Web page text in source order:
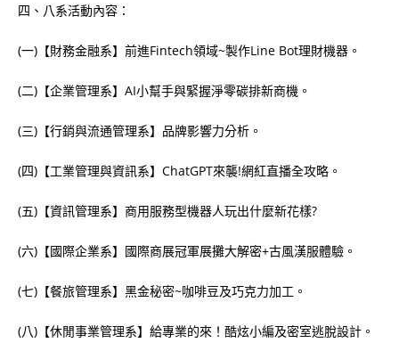
四、八系活動內容：
(一)【財務金融系】前進Fintech領域~製作Line Bot理財機器。
(二)【企業管理系】AI小幫手與緊握淨零碳排新商機。
(三)【行銷與流通管理系】品牌影響力分析。
(四)【工業管理與資訊系】ChatGPT來襲!網紅直播全攻略。
(五)【資訊管理系】商用服務型機器人玩出什麼新花樣?
(六)【國際企業系】國際商展冠軍展攤大解密+古風漢服體驗。
(七)【餐旅管理系】黑金秘密~咖啡豆及巧克力加工。
(八)【休閒事業管理系】給專業的來！酷炫小編及密室逃脫設計。